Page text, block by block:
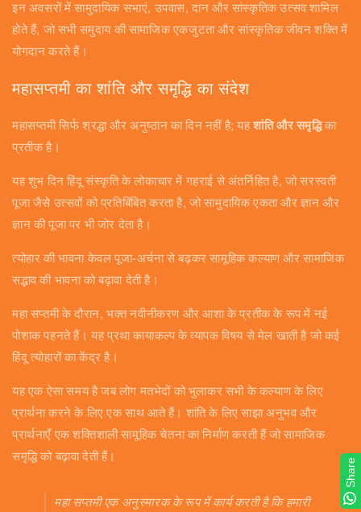
इन अवसरों में सामुदायिक सभाएं, उपवास, दान और सांस्कृतिक उत्सव शामिल
होते हैं, जो सभी समुदाय की सामाजिक एकजुटता और सांस्कृतिक जीवन शक्ति में
योगदान करते हैं।
महासप्तमी का शांति और समृद्धि का संदेश
महासप्तमी सिर्फ श्रद्धा और अनुष्ठान का दिन नहीं है; यहशांति और समृद्धिका
प्रतीक है।
यह शुभ दिन हिंदू संस्कृति के लोकाचार में गहराई से अंतर्निहित है, जो सरस्वती
पूजा जैसे उत्सवों को प्रतिबिंबित करता है, जो सामुदायिक एकता और ज्ञान और
ज्ञान की पूजा पर भी जोर देता है।
त्योहार की भावना केवल पूजा-अर्चना से बढ़कर सामूहिक कल्याण और सामाजिक
सद्भाव की भावना को बढ़ावा देती है।
महा सप्तमी के दौरान, भक्त नवीनीकरण और आशा के प्रतीक के रूप में नई
पोशाक पहनते हैं। यह प्रथा कायाकल्प के व्यापक विषय से मेल खाती है जो कई
हिंदू त्योहारों का केंद्र है।
यह एक ऐसा समय है जब लोग मतभेदों को भुलाकर सभी के कल्याण के लिए
प्रार्थना करने के लिए एक साथ आते हैं। शांति के लिए साझा अनुभव और
प्रार्थनाएँ एक शक्तिशाली सामूहिक चेतना का निर्माण करती हैं जो सामाजिक
समृद्धि को बढ़ावा देती हैं।
महा सप्तमी एक अनुस्मारक के रूप में कार्य करती है कि हमारी
Share